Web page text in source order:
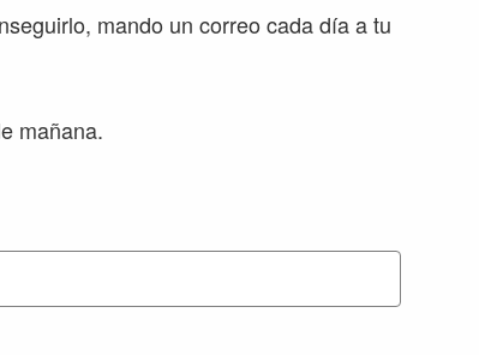
mando un correo cada día a tu
mañana.